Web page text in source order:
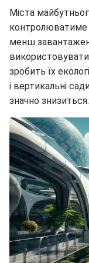
Міста
контролюватиме
менш
зробить їх
і вертикальні
значно знизиться.